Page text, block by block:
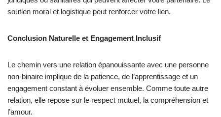
soutien moral et logistique peut renforcer votre lien.
Conclusion Naturelle et Engagement Inclusif
Le chemin vers une relation épanouissante avec une personne
non-binaire implique de la patience, de l’apprentissage et un
engagement constant à évoluer ensemble. Comme toute autre
relation, elle repose sur le respect mutuel, la compréhension et
l’amour.